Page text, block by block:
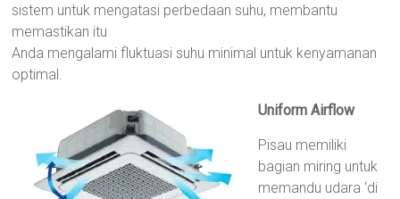
sistem untuk mengatasi perbedaan suhu, membantu
memastikan itu
Anda mengalami fluktuasi suhu minimal untuk kenyamanan
optimal.
Uniform Airflow
Pisau memiliki
bagian miring untuk
memandu udara ‘di